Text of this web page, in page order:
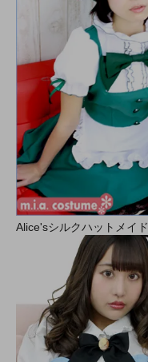
Alice'sシルクハットメイド